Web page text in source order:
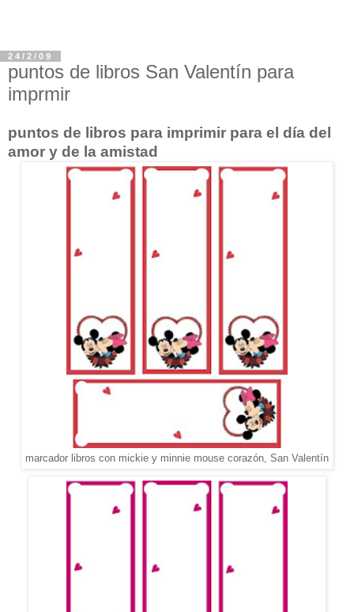
24/2/09
puntos de libros San Valentín para
imprmir
puntos de libros para imprimir para el día del
amor y de la amistad
marcador libros con mickie y minnie mouse corazón, San Valentín